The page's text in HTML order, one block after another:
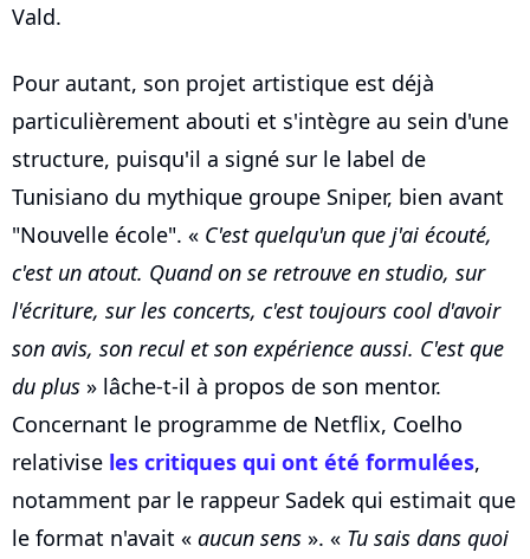
Vald.
Pour autant, son projet artistique est déjà
particulièrement abouti et s'intègre au sein d'une
structure, puisqu'il a signé sur le label de
Tunisiano du mythique groupe Sniper, bien avant
"Nouvelle école". « C'est quelqu'un que j'ai écouté,
c'est un atout. Quand on se retrouve en studio, sur
l'écriture, sur les concerts, c'est toujours cool d'avoir
son avis, son recul et son expérience aussi. C'est que
du plus » lâche-t-il à propos de son mentor.
Concernant le programme de Netflix, Coelho
relativise les critiques qui ont été formulées,
notamment par le rappeur Sadek qui estimait que
le format n'avait « aucun sens ». « Tu sais dans quoi